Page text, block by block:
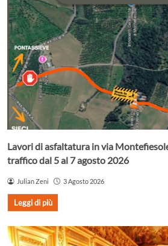
Lavori di asfaltatura in via
traffico dal 5 al 7 agosto 2026
Julian Zeni 3 Agosto 2026
Leggi di più